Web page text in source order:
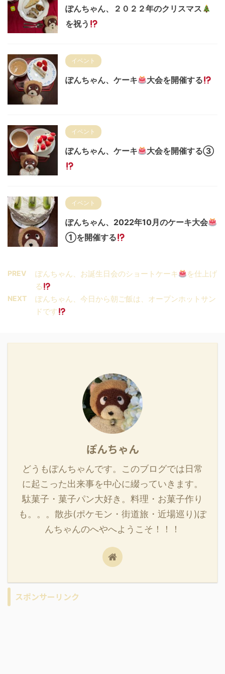
ぽんちゃん、２０２２年のクリスマス
を祝う
イベント
ぽんちゃん、ケーキ 大会を開催する
イベント
ぽんちゃん、ケーキ 大会を開催する③
イベント
ぽんちゃん、2022年10月のケーキ大会
①を開催する
PREV ぽんちゃん、お誕生日会のショートケーキ
を仕上げ
る
NEXT
ぽんちゃん、今日から朝ご飯は、オープンホットサン
ドです
ぽんちゃん
どうもぽんちゃんです。このブログでは日常
に起こった出来事を中心に綴っていきます。
駄菓子・菓子パン大好き。料理・お菓子作り
も。。。散歩(ポケモン・街道旅・近場巡り)ぽ
んちゃんのへやへようこそ！！！
スポンサーリンク